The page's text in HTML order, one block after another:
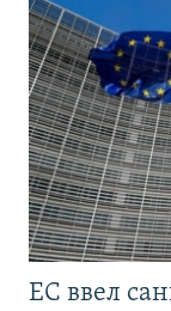
ЕС ввел